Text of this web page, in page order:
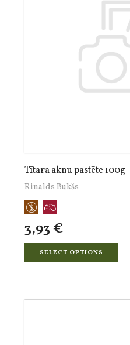
Tītara aknu pastēte 100g
Rinalds Bukšs
3,93 €
SELECT OPTIONS